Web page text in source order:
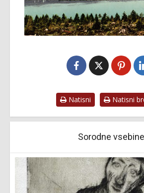
Natisni Natisni
Sorodne vsebine